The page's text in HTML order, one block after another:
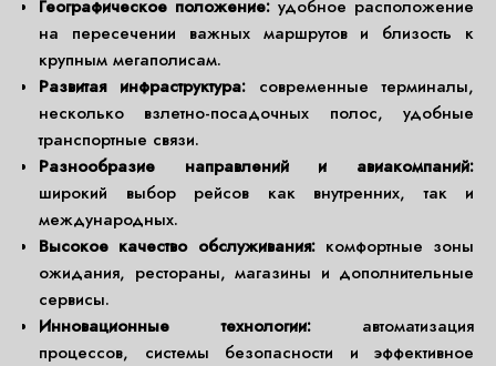
Географическое положение: удобное расположение
на пересечении важных маршрутов и близость к
крупным мегаполисам.
Развитая инфраструктура: современные терминалы,
несколько взлетно-посадочных полос, удобные
транспортные связи.
Разнообразие направлений и авиакомпаний:
широкий выбор рейсов как внутренних, так и
международных.
Высокое качество обслуживания:комфортные зоны
ожидания, рестораны, магазины и дополнительные
сервисы.
Инновационные технологии:автоматизация
процессов, системы безопасности и эффективное